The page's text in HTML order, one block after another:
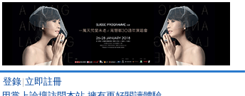
登錄 立即註冊